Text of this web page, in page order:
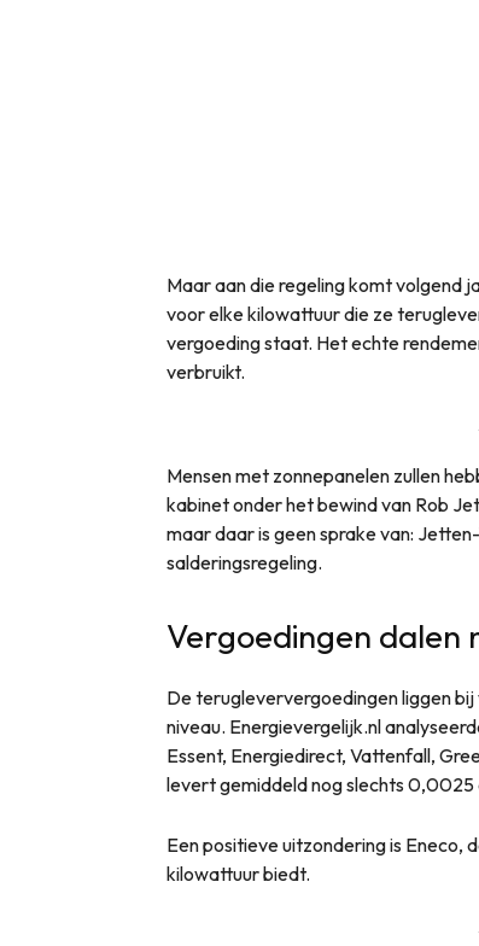
Maar aan die regeling komt volgend
voor elke kilowattuur die ze
vergoeding staat. Het echte
verbruikt.
Mensen met zonnepanelen zullen
kabinet onder het bewind van Rob
maar daar is geen sprake van:
salderingsregeling.
Vergoedingen dalen
De terugleververgoedingen liggen
niveau. Energievergelijk.nl
Essent, Energiedirect, Vattenfall,
levert gemiddeld nog slechts
Een positieve uitzondering is Eneco,
kilowattuur biedt.